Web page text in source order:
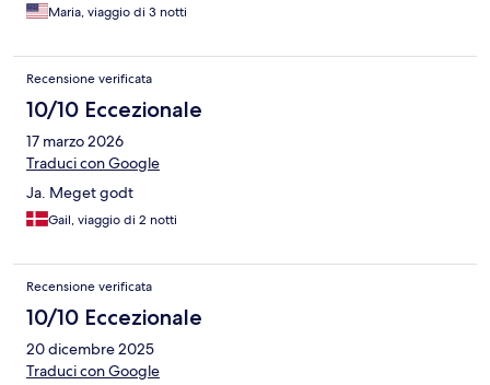
Maria, viaggio di 3 notti
Recensione verificata
10/10 Eccezionale
17 marzo 2026
Traduci con Google
Ja. Meget godt
Gail, viaggio di 2 notti
Recensione verificata
10/10 Eccezionale
20 dicembre 2025
Traduci con Google